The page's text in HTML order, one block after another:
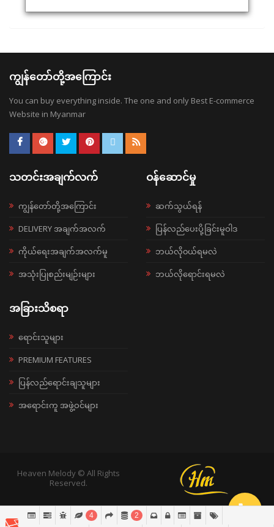
ကျွန်တော်တို့အကြောင်း
You can buy everything inside. The one and only Best E-commerce
Website in Myanmar
သတင်းအချက်လက်
ကျွန်တော်တို့အကြောင်း
DELIVERY အချက်အလက်
ကိုယ်ရေးအချက်အလက်မူ
အသုံးပြုစည်းမျဉ်းများ
ဝန်ဆောင်မှု
ဆက်သွယ်ရန်
ပြန်လည်ပေးပို့ခြင်းမူဝါဒ
ဘယ်လို၀ယ်ရမလဲ
ဘယ်လိုရောင်းရမလဲ
အခြားသိစရာ
ရောင်းသူများ
PREMIUM FEATURES
ပြန်လည်ရောင်းချသူများ
အရောင်းကူ အဖွဲ့ဝင်များ
Heaven Melody © All Rights
Reserved.
4 2